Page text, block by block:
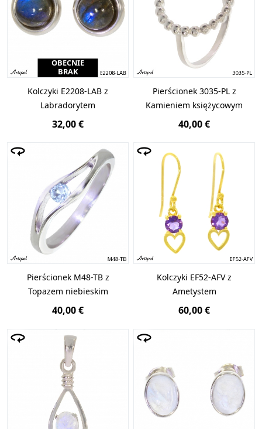
OBECNIE
BRAK
Kolczyki E2208-LAB z
Labradorytem
32,00 €
Pierścionek 3035-PL z
Kamieniem księżycowym
40,00 €
Pierścionek M48-TB z
Topazem niebieskim
40,00 €
Kolczyki EF52-AFV z
Ametystem
60,00 €